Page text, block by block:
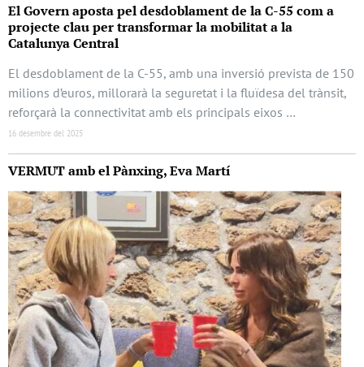
El Govern aposta pel desdoblament de la C-55 com a
projecte clau per transformar la mobilitat a la
Catalunya Central
El desdoblament de la C-55, amb una inversió prevista de 150
milions d’euros, millorarà la seguretat i la fluïdesa del trànsit,
reforçarà la connectivitat amb els principals eixos …
16 desembre del 2025
VERMUT amb el Pànxing, Eva Martí